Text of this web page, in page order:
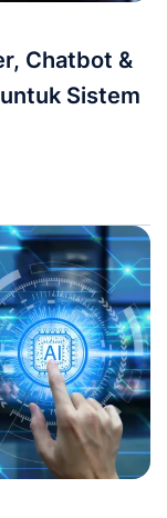
Chatbot &
Sistem